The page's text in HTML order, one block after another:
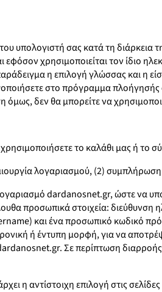
υπολογιστή σας κατά τη
χρησιμοποιείται τον ίδιο
η επιλογή γλώσσας
στο πρόγραμμα πλοήγησής
όμως, δεν θα μπορείτε να
το καλάθι μας ή
λογαριασμού, (2)
dardanosnet.gr, ώστε να
προσωπικά στοιχεία:
και ένα προσωπικό κωδικό
ή έντυπη μορφή, για να
Σε περίπτωση
η αντίστοιχη επιλογή στις